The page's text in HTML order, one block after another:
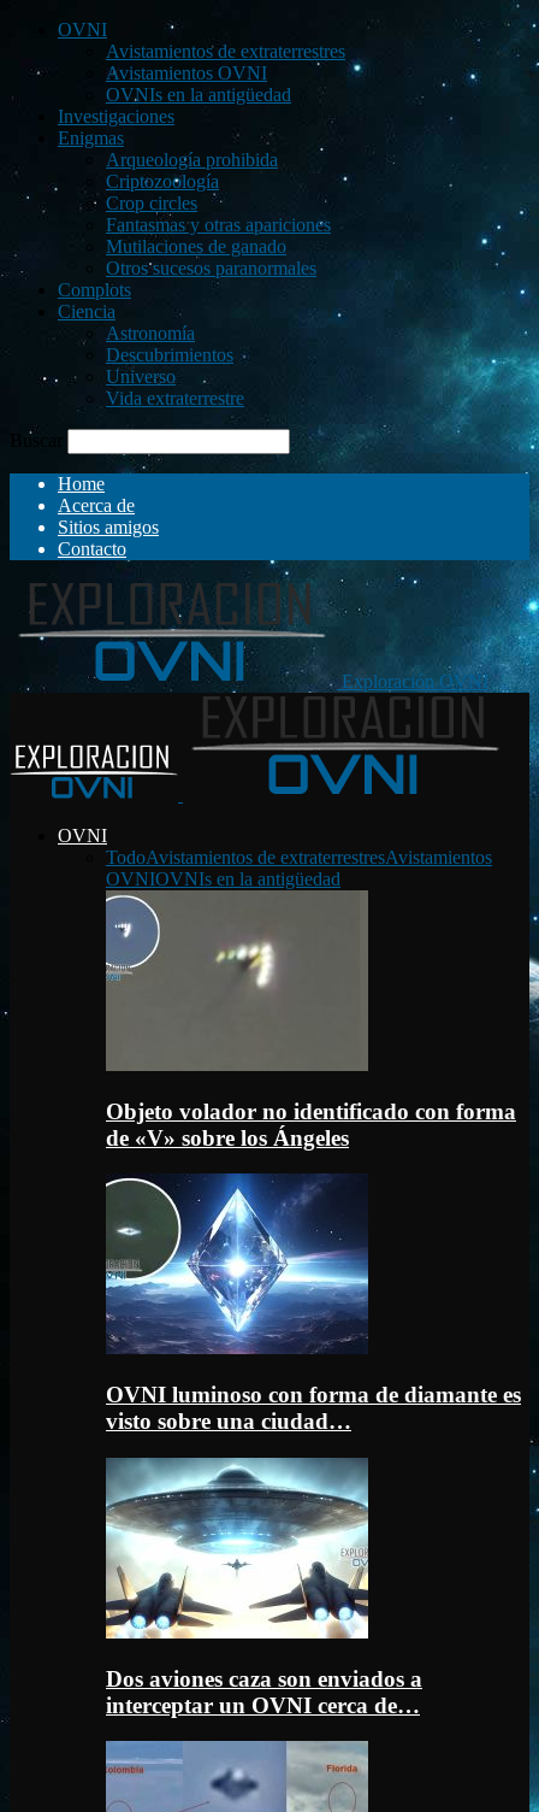
OVNI
Avistamientos de extraterrestres
Avistamientos OVNI
OVNIs en la antigüedad
Investigaciones
Enigmas
Arqueología prohibida
Criptozoología
Crop circles
Fantasmas y otras apariciones
Mutilaciones de ganado
Otros sucesos paranormales
Complots
Ciencia
Astronomía
Descubrimientos
Universo
Vida extraterrestre
Buscar
Home
Acerca de
Sitios amigos
Contacto
Exploración OVNI
OVNI
TodoAvistamientos de extraterrestresAvistamientos
OVNIOVNIs en la antigüedad
Objeto volador no identificado con forma
de «V» sobre los Ángeles
OVNI luminoso con forma de diamante es
visto sobre una ciudad…
Dos aviones caza son enviados a
interceptar un OVNI cerca de…